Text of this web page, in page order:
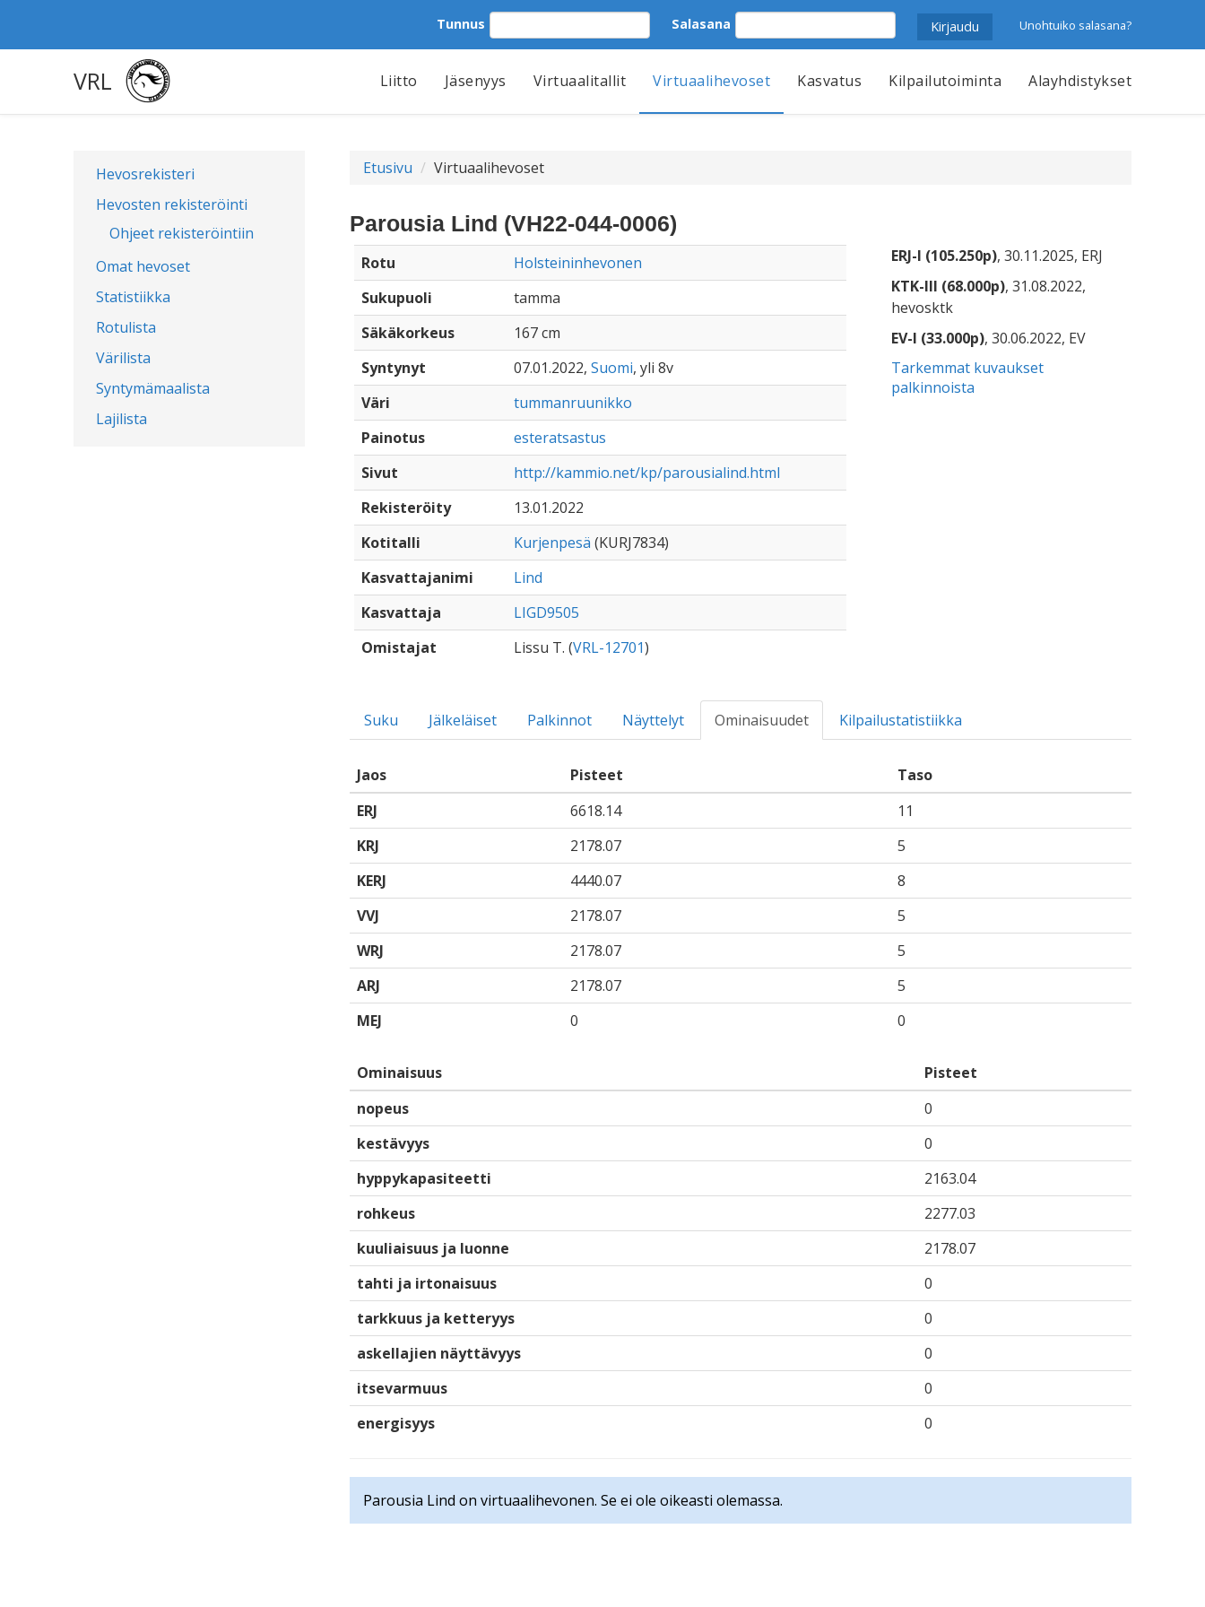
Tunnus Salasana Unohtuiko salasana?
VRL Liitto Jäsenyys Virtuaalitallit Virtuaalihevoset Kasvatus Kilpailutoiminta Alayhdistykset
Hevosrekisteri
Hevosten rekisteröinti
Ohjeet rekisteröintiin
Omat hevoset
Statistiikka
Rotulista
Värilista
Syntymämaalista
Lajilista
Etusivu Virtuaalihevoset
Parousia Lind (VH22-044-0006)
Rotu
Holsteininhevonen
Sukupuoli
tamma
Säkäkorkeus
167 cm
Syntynyt
07.01.2022, Suomi, yli 8v
Väri
tummanruunikko
Painotus
esteratsastus
Sivut
http://kammio.net/kp/parousialind.html
Rekisteröity
13.01.2022
Kotitalli
Kurjenpesä (KURJ7834)
Kasvattajanimi
Lind
Kasvattaja
LIGD9505
Omistajat
Lissu T. (VRL-12701)
ERJ-I (105.250p), 30.11.2025, ERJ
KTK-III (68.000p), 31.08.2022,
hevosktk
EV-I (33.000p), 30.06.2022, EV
Tarkemmat kuvaukset
palkinnoista
Suku Jälkeläiset Palkinnot Näyttelyt Ominaisuudet Kilpailustatistiikka
Jaos Pisteet
Taso
ERJ
6618.14
11
KRJ
2178.07
5
KERJ
4440.07
8
VVJ
2178.07
5
WRJ
2178.07
5
ARJ
2178.07
5
MEJ
0 0
Ominaisuus
Pisteet
nopeus
0
kestävyys
0
hyppykapasiteetti
2163.04
rohkeus
2277.03
kuuliaisuus ja luonne
2178.07
tahti ja irtonaisuus
0
tarkkuus ja ketteryys
0
askellajien näyttävyys
0
itsevarmuus
0
energisyys
0
Parousia Lind on virtuaalihevonen. Se ei ole oikeasti olemassa.